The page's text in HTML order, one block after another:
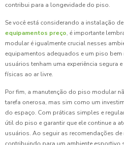
contribui para a longevidade do piso.
Se você está considerando a instalação
equipamentos preço, é importante
modular é igualmente crucial nesses
equipamentos adequados e um piso
usuários tenham uma experiência segura
físicas ao ar livre.
Por fim, a manutenção do piso modular
tarefa onerosa, mas sim como um
do espaço. Com práticas simples e
útil do piso e garantir que ele continue a
usuários. Ao seguir as recomendações de
contribuindo para um ambiente esportivo